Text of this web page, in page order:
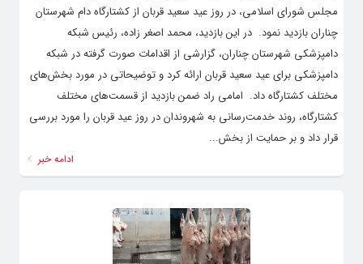
مجلس شورای اسلامی، در روز عید سعید قربان از کشتارگاه دام شهرستان
چناران بازدید نمود. ‌ در این بازدید، محمد اصغر زاده، رئیس شبکه
دامپزشکی شهرستان چناران، گزارشی از اقدامات صورت گرفته در شبکه
دامپزشکی برای عید سعید قربان ارائه کرد و توضیحاتی در مورد بخش‌های
مختلف کشتارگاه داد. ‌ امامی راد ضمن بازدید از قسمت‌های مختلف
کشتارگاه، روند خدمت‌رسانی به شهروندان در روز عید قربان را مورد بررسی
قرار داد و بر حمایت از بخش...
ادامه خبر